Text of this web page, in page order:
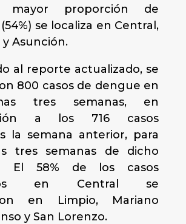
mayor proporción de
se localiza en Central,
Asunción.
al reporte actualizado, se
800 casos de dengue en
tres semanas, en
a los 716 casos
la semana anterior, para
tres semanas de dicho
El 58% de los casos
en Central se
en Limpio, Mariano
y San Lorenzo.